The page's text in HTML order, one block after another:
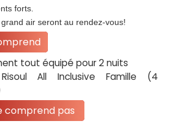
forts.
air seront au rendez-vous!
tout équipé pour 2 nuits
All Inclusive Famille (4
comprend pas